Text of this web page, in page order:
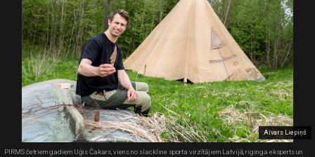
Aivars Liepiņš
PIRMS četriem gadiem Uģis Čakars, viens no slackline sporta virzītājiem Latvijā, riginga eksperts un